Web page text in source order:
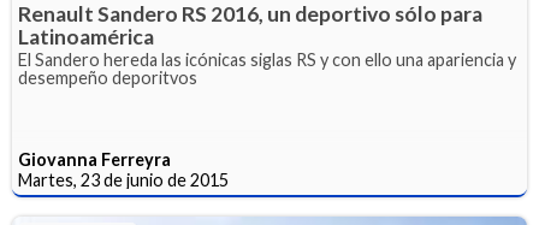
Renault Sandero RS 2016, un deportivo sólo para
Latinoamérica
El Sandero hereda las icónicas siglas RS y con ello una apariencia y
desempeño deporitvos
Giovanna Ferreyra
Martes, 23 de junio de 2015